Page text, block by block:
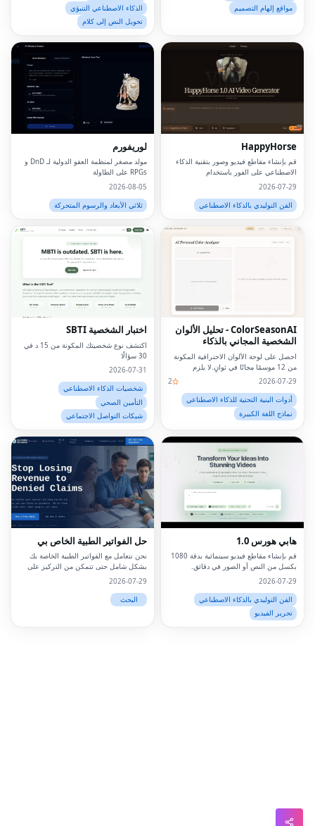
مواقع إلهام التصميم
الذكاء الاصطناعي التنبؤي
تحويل النص إلى كلام
HappyHorse
قم بإنشاء مقاطع فيديو وصور بتقنية الذكاء
الاصطناعي على الفور باستخدام
والشركات.
2026-07-29
الفن التوليدي بالذكاء الاصطناعي
لوريفورم
مولد مصغر لمنظمة العفو الدولية لـ DnD و
RPGs على الطاولة
2026-08-05
ثلاثي الأبعاد والرسوم المتحركة
ColorSeasonAI - تحليل الألوان
الشخصية المجاني بالذكاء
الاصطناعي
احصل على لوحة الألوان الاحترافية المكونة
من 12 موسمًا مجانًا في ثوانٍ.لا يلزم
التسجيل!
2026-07-29
2
أدوات البنية التحتية للذكاء الاصطناعي
نماذج اللغة الكبيرة
اختبار الشخصية SBTI
اكتشف نوع شخصيتك المكونة من 15 د في
30 سؤالًا
2026-07-31
شخصيات الذكاء الاصطناعي
التأمين الصحي
شبكات التواصل الاجتماعي
هابي هورس 1.0
قم بإنشاء مقاطع فيديو سينمائية بدقة 1080
بكسل من النص أو الصور في دقائق.
2026-07-29
الفن التوليدي بالذكاء الاصطناعي
تحرير الفيديو
حل الفواتير الطبية الخاص بي
نحن نتعامل مع الفواتير الطبية الخاصة بك
بشكل شامل حتى تتمكن من التركيز على
المرضى
2026-07-29
البحث
Twitter
LinkedIn
Pinterest
Snapchat
WhatsApp
Telegram